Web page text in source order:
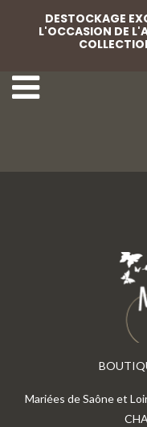
Mariées de Saône et
DESTOCKAGE
L'OCCASION DE